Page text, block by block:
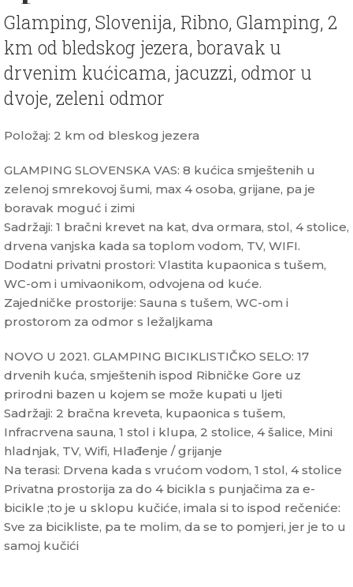
Glamping, Slovenija, Ribno, Glamping, 2
km od bledskog jezera, boravak u
drvenim kućicama, jacuzzi, odmor u
dvoje, zeleni odmor
Položaj: 2 km od bleskog jezera
GLAMPING SLOVENSKA VAS: 8 kućica smještenih u
zelenoj smrekovoj šumi, max 4 osoba, grijane, pa je
boravak moguć i zimi
Sadržaji: 1 bračni krevet na kat, dva ormara, stol, 4 stolice,
drvena vanjska kada sa toplom vodom, TV, WIFI.
Dodatni privatni prostori: Vlastita kupaonica s tušem,
WC-om i umivaonikom, odvojena od kuće.
Zajedničke prostorije: Sauna s tušem, WC-om i
prostorom za odmor s ležaljkama
NOVO U 2021. GLAMPING BICIKLISTIČKO SELO: 17
drvenih kuća, smještenih ispod Ribničke Gore uz
prirodni bazen u kojem se može kupati u ljeti
Sadržaji: 2 bračna kreveta, kupaonica s tušem,
Infracrvena sauna, 1 stol i klupa, 2 stolice, 4 šalice, Mini
hladnjak, TV, Wifi, Hlađenje / grijanje
Na terasi: Drvena kada s vrućom vodom, 1 stol, 4 stolice
Privatna prostorija za do 4 bicikla s punjačima za e-
bicikle ;to je u sklopu kučiće, imala si to ispod rečeniće:
Sve za bicikliste, pa te molim, da se to pomjeri, jer je to u
samoj kučići